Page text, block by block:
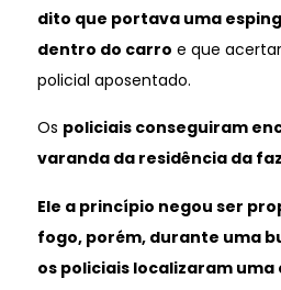
dito que portava uma
dentro do carro e que
policial aposentado.
Os policiais conseguiram
varanda da residência da
Ele a princípio negou ser
fogo, porém, durante uma
os policiais localizaram